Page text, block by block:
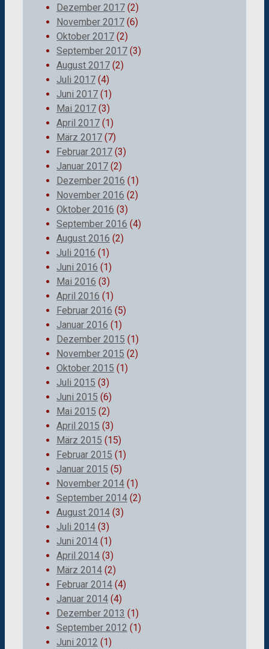
Dezember 2017 (2)
November 2017 (6)
Oktober 2017 (2)
September 2017 (3)
August 2017 (2)
Juli 2017 (4)
Juni 2017 (1)
Mai 2017 (3)
April 2017 (1)
März 2017 (7)
Februar 2017 (3)
Januar 2017 (2)
Dezember 2016 (1)
November 2016 (2)
Oktober 2016 (3)
September 2016 (4)
August 2016 (2)
Juli 2016 (1)
Juni 2016 (1)
Mai 2016 (3)
April 2016 (1)
Februar 2016 (5)
Januar 2016 (1)
Dezember 2015 (1)
November 2015 (2)
Oktober 2015 (1)
Juli 2015 (3)
Juni 2015 (6)
Mai 2015 (2)
April 2015 (3)
März 2015 (15)
Februar 2015 (1)
Januar 2015 (5)
November 2014 (1)
September 2014 (2)
August 2014 (3)
Juli 2014 (3)
Juni 2014 (1)
April 2014 (3)
März 2014 (2)
Februar 2014 (4)
Januar 2014 (4)
Dezember 2013 (1)
September 2012 (1)
Juni 2012 (1)